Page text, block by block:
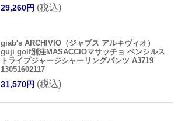
giab's ARCHIVIO（ジャブス アルキヴィオ）
golf別注MASACCIOマサッチョ シャカヌメシャ
ーリングパンツ(ウォッシャブル)
MASACCIOLF/1-A3563 13041600117
28,490円 (税込)